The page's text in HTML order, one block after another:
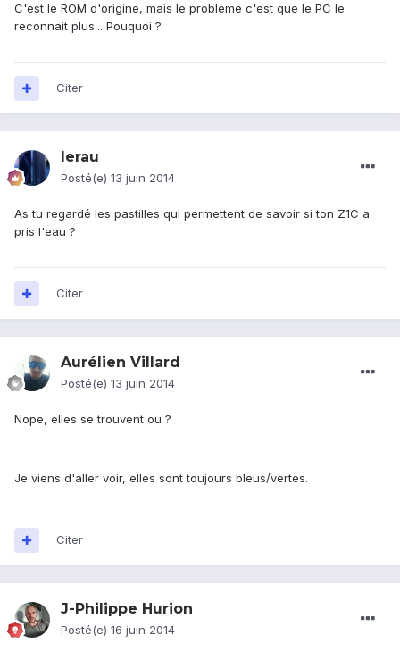
C'est le ROM d'origine, mais le problème c'est que le PC le
reconnait plus... Pouquoi ?
Citer
lerau
Posté(e) 13 juin 2014
As tu regardé les pastilles qui permettent de savoir si ton Z1C a
pris l'eau ?
Citer
Aurélien Villard
Posté(e) 13 juin 2014
Nope, elles se trouvent ou ?
Je viens d'aller voir, elles sont toujours bleus/vertes.
Citer
J-Philippe Hurion
Posté(e) 16 juin 2014